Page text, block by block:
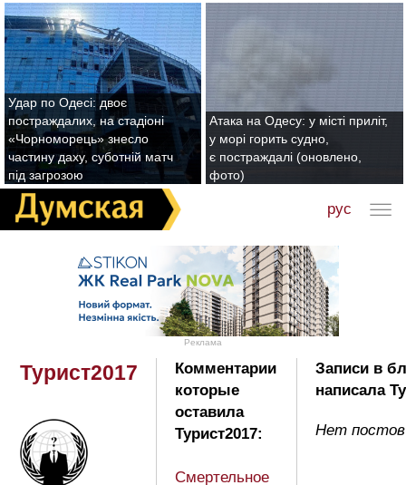
Удар по Одесі: двоє
постраждалих, на стадіоні
«Чорноморець» знесло
частину даху, суботній матч
під загрозою
Атака на Одесу: у місті приліт,
у морі горить судно,
є постраждалі (оновлено,
фото)
рус
Реклама
Турист2017
Комментарии
которые
оставила
Турист2017:
Смертельное
Записи в
написала
Нет